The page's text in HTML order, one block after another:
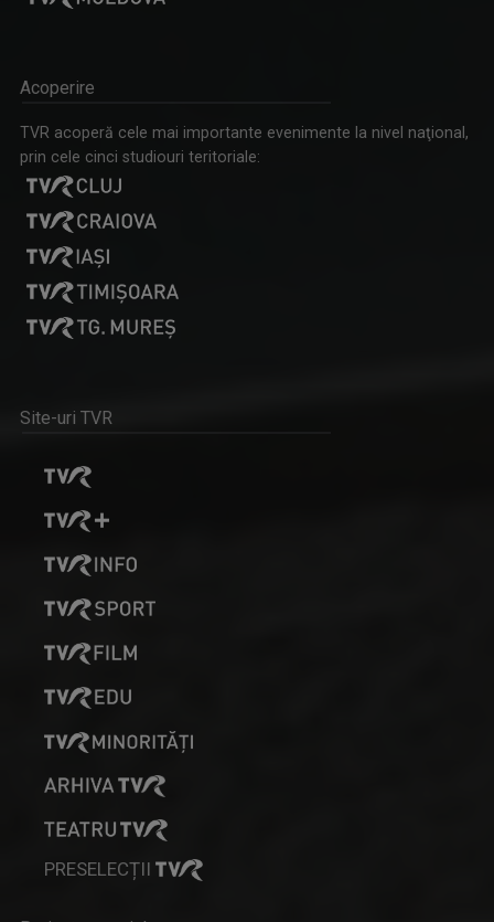
Acoperire
TVR acoperă cele mai importante evenimente la nivel naţional,
prin cele cinci studiouri teritoriale:
Site-uri TVR
PRESELECȚII